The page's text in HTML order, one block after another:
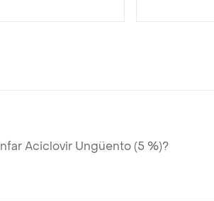
Aciclovir Ungüento (5 %)?